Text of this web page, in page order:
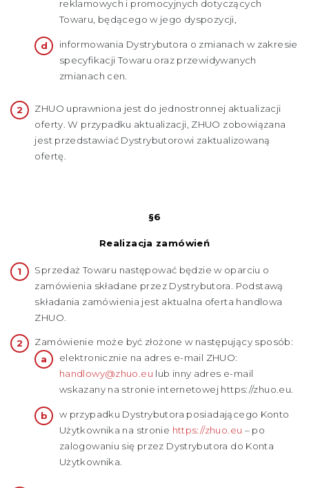
reklamowych i promocyjnych dotyczących
Towaru, będącego w jego dyspozycji,
informowania Dystrybutora o zmianach w zakresie
specyfikacji Towaru oraz przewidywanych
zmianach cen.
ZHUO uprawniona jest do jednostronnej aktualizacji
oferty. W przypadku aktualizacji, ZHUO zobowiązana
jest przedstawiać Dystrybutorowi zaktualizowaną
ofertę.
§6
Realizacja zamówień
Sprzedaż Towaru następować będzie w oparciu o
zamówienia składane przez Dystrybutora. Podstawą
składania zamówienia jest aktualna oferta handlowa
ZHUO.
Zamówienie może być złożone w następujący sposób:
elektronicznie na adres e-mail ZHUO:
handlowy@zhuo.eu lub inny adres e-mail
wskazany na stronie internetowej https://zhuo.eu.
w przypadku Dystrybutora posiadającego Konto
Użytkownika na stronie https://zhuo.eu – po
zalogowaniu się przez Dystrybutora do Konta
Użytkownika.